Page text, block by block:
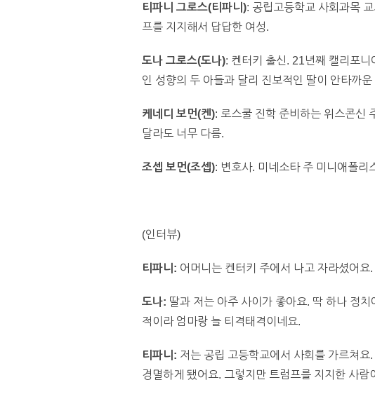
티파니 그로스(티파니): 공립고등학교 사회과목
프를 지지해서 답답한 여성.
도나 그로스(도나): 켄터키 출신. 21년째 캘리포
인 성향의 두 아들과 달리 진보적인 딸이 안타까운
케네디 보먼(켄): 로스쿨 진학 준비하는 위스콘신
달라도 너무 다름.
조셉 보먼(조셉): 변호사. 미네소타 주 미니애폴리
(인터뷰)
티파니: 어머니는 켄터키 주에서 나고 자라셨어
도나: 딸과 저는 아주 사이가 좋아요. 딱 하나 정
적이라 엄마랑 늘 티격태격이네요.
티파니: 저는 공립 고등학교에서 사회를 가르쳐
경멸하게 됐어요. 그렇지만 트럼프를 지지한 사